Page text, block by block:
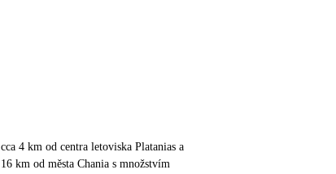
cca 4 km od centra letoviska Platanias a
16 km od města Chania s množstvím